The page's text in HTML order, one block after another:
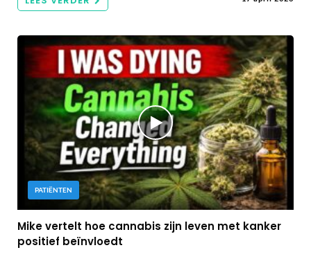
PATIËNTEN
Mike vertelt hoe cannabis zijn leven met kanker
positief beïnvloedt